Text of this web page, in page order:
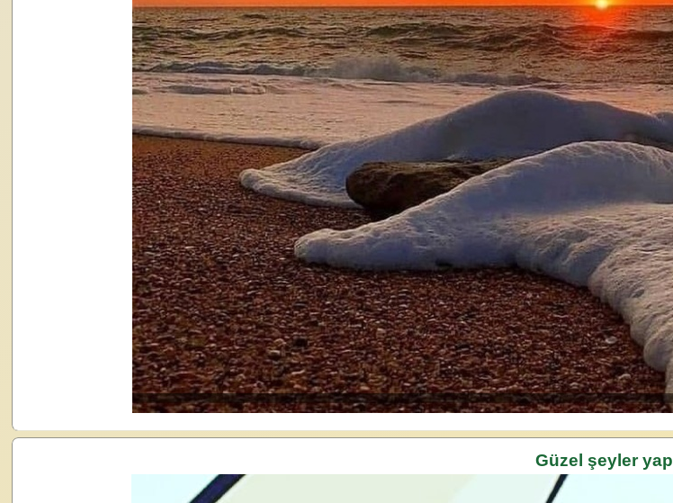
Güzel şeyler yap